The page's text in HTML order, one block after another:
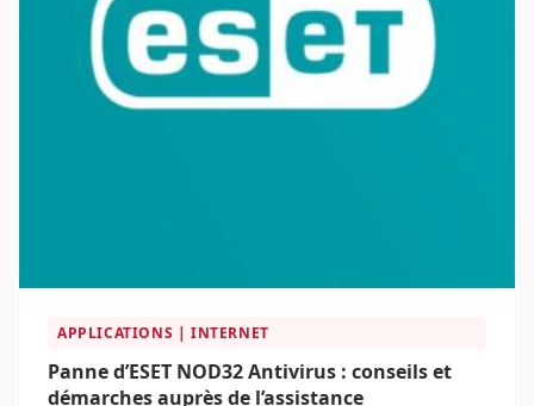
APPLICATIONS | INTERNET
Panne d’ESET NOD32 Antivirus : conseils et
démarches auprès de l’assistance